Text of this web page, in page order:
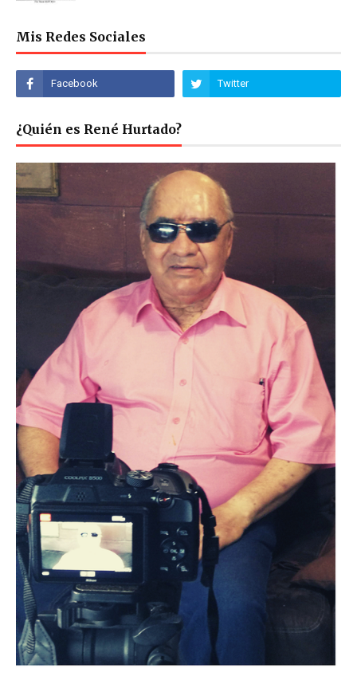
Mis Redes Sociales
¿Quién es René Hurtado?